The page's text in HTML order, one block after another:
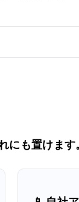
にも置けます